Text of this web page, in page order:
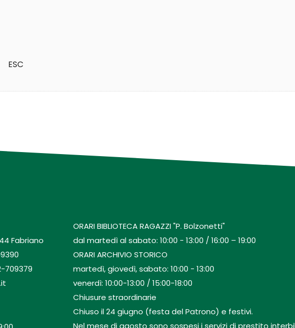
ESC
Fabriano
709379
ORARI BIBLIOTECA RAGAZZI "P. Bolzonetti"
dal martedì al sabato: 10:00 - 13:00 / 16:00 – 19:00
ORARI ARCHIVIO STORICO
martedì, giovedì, sabato: 10:00 - 13:00
venerdì: 10:00-13:00 / 15:00-18:00
Chiusure straordinarie
Chiuso il 24 giugno (festa del Patrono) e festivi.